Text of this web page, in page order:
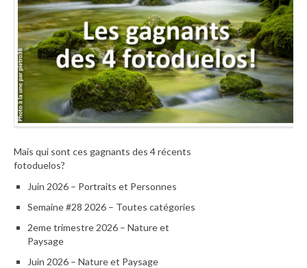
Mais qui sont ces gagnants des 4 récents
fotoduelos?
Juin 2026 – Portraits et Personnes
Semaine #28 2026 – Toutes catégories
2eme trimestre 2026 – Nature et
Paysage
Juin 2026 – Nature et Paysage